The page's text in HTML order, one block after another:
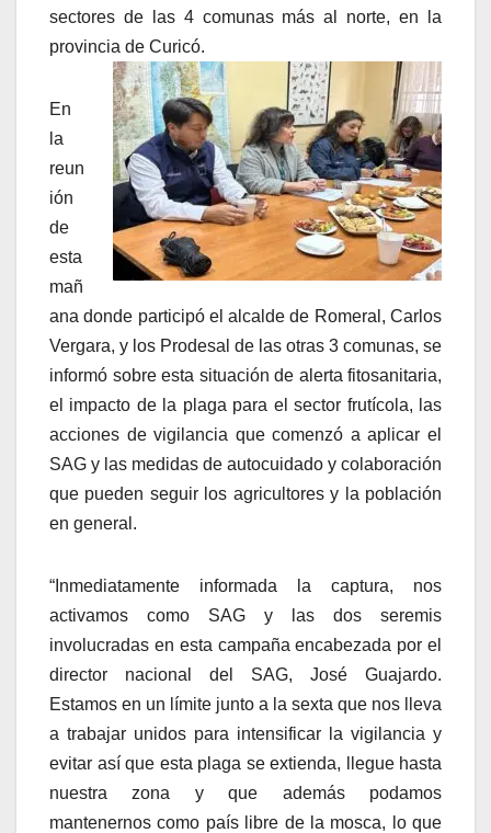
sectores de las 4 comunas más al norte, en la
provincia de Curicó.
En
la
reun
ión
de
esta
mañ
ana donde participó el alcalde de Romeral, Carlos
Vergara, y los Prodesal de las otras 3 comunas, se
informó sobre esta situación de alerta fitosanitaria,
el impacto de la plaga para el sector frutícola, las
acciones de vigilancia que comenzó a aplicar el
SAG y las medidas de autocuidado y colaboración
que pueden seguir los agricultores y la población
en general.
“Inmediatamente informada la captura, nos
activamos como SAG y las dos seremis
involucradas en esta campaña encabezada por el
director nacional del SAG, José Guajardo.
Estamos en un límite junto a la sexta que nos lleva
a trabajar unidos para intensificar la vigilancia y
evitar así que esta plaga se extienda, llegue hasta
nuestra zona y que además podamos
mantenernos como país libre de la mosca, lo que